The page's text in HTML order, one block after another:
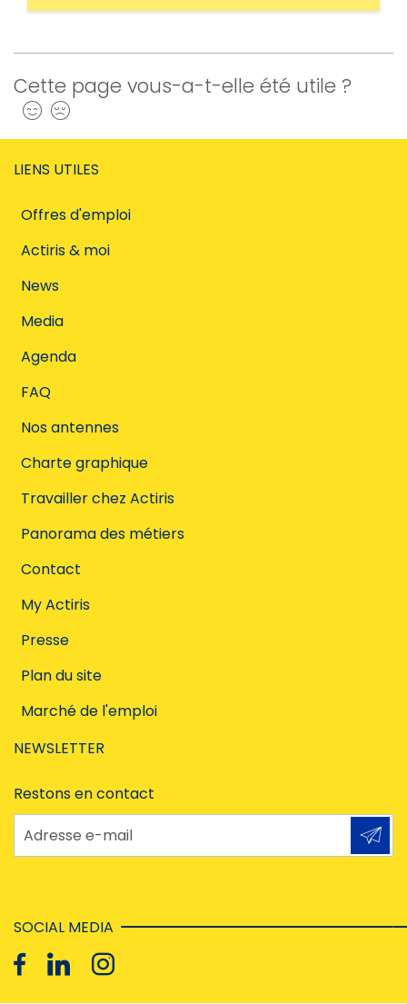
Cette page vous-a-t-elle été utile ?
Oui
LIENS UTILES
Offres d'emploi
Actiris & moi
News
Media
Agenda
FAQ
Nos antennes
Charte graphique
Travailler chez Actiris
Panorama des métiers
Contact
My Actiris
Presse
Plan du site
Marché de l'emploi
NEWSLETTER
Restons en contact
Adresse e-mail
SOCIAL MEDIA